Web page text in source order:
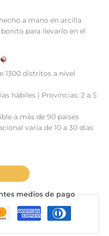
a mano en arcilla
para llevarlo en el
1300 distritos a nivel
hábiles | Provincias: 2 a 5
a más de 90 países
varía de 10 a 30 días
medios de pago